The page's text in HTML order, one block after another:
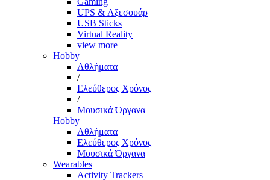
UPS & Αξεσουάρ
USB Sticks
Virtual Reality
view more
Hobby
Αθλήματα
/
Ελεύθερος Χρόνος
/
Μουσικά Όργανα
Hobby
Αθλήματα
Ελεύθερος Χρόνος
Μουσικά Όργανα
Wearables
Activity Trackers